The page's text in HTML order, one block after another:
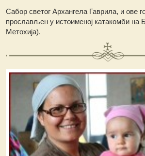
Сабор светог Архангела Гаврила, и ове
прослављен у истоименој катакомби на
Метохија).